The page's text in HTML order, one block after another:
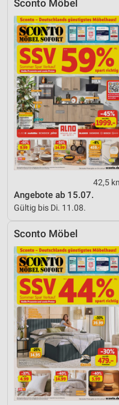
Sconto Möbel
42,5
Angebote ab 15.07.
Gültig bis Di. 11.08.
Sconto Möbel